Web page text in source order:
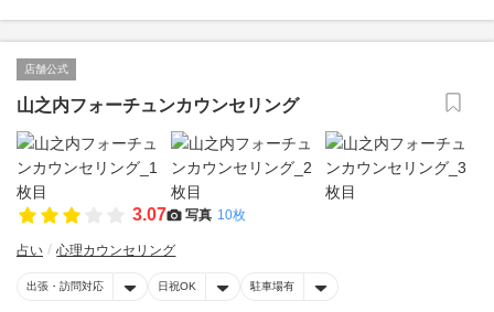
店舗公式
山之内フォーチュンカウンセリング
3.07 写真 10枚
占い 心理カウンセリング
出張・訪問対応 日祝OK 駐車場有